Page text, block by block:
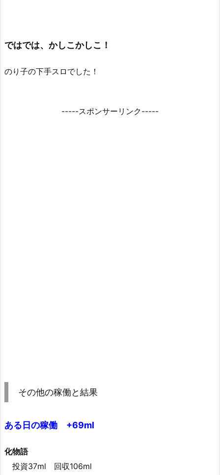
ではでは、かしこかしこ！
のり子の下手スロでした！
-----スポンサーリンク-----
その他の稼働と結果
ある日の稼働 +69ml
化物語
投資37ml 回収106ml